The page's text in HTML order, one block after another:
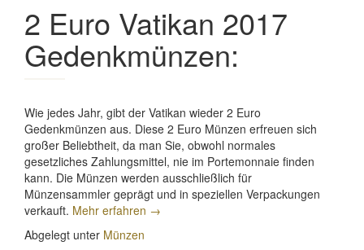
2 Euro Vatikan 2017
Gedenkmünzen:
Wie jedes Jahr, gibt der Vatikan wieder 2 Euro
Gedenkmünzen aus. Diese 2 Euro Münzen erfreuen sich
großer Beliebtheit, da man Sie, obwohl normales
gesetzliches Zahlungsmittel, nie im Portemonnaie finden
kann. Die Münzen werden ausschließlich für
Münzensammler geprägt und in speziellen Verpackungen
verkauft. Mehr erfahren „2
→
Abgelegt unter Münzen